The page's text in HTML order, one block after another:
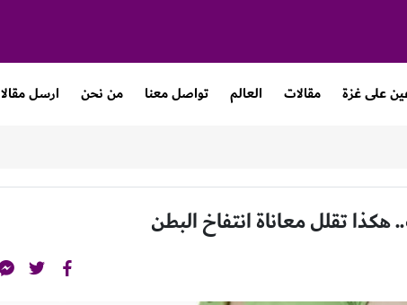
على غزة مقالات العالم تواصل معنا من نحن ارسل مقالا
تقلل معاناة انتفاخ البطن